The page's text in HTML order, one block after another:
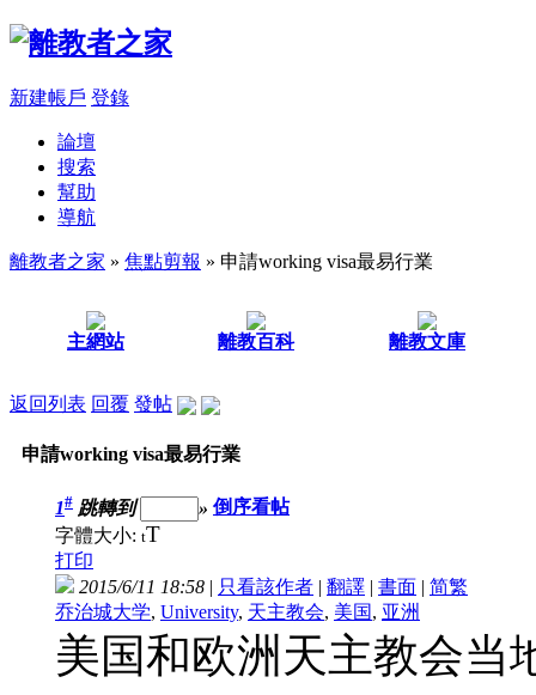
新建帳戶 登錄
論壇
搜索
幫助
導航
離教者之家 » 焦點剪報 » 申請working visa最易行業
主網站 離教百科 離教文庫
返回列表 回覆 發帖
申請working visa最易行業
1# 跳轉到 » 倒序看帖
字體大小: tT
打印
2015/6/11 18:58 | 只看該作者 | 翻譯 | 書面 | 简繁
乔治城大学, University, 天主教会, 美国, 亚洲
美国和欧洲天主教会当